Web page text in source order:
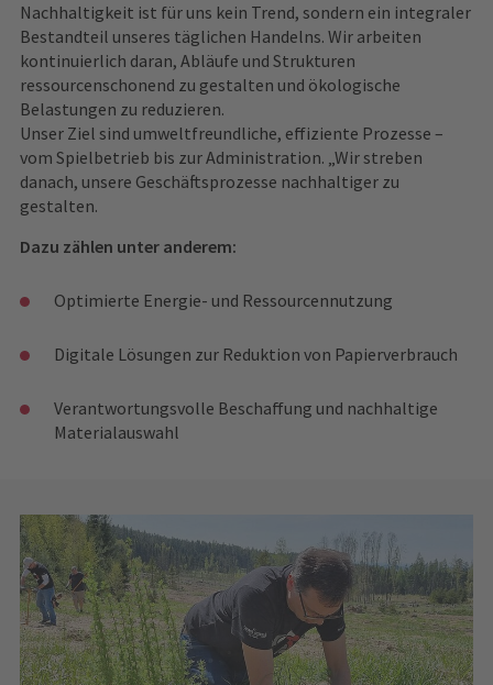
Nachhaltigkeit ist für uns kein Trend, sondern ein integraler
Bestandteil unseres täglichen Handelns. Wir arbeiten
kontinuierlich daran, Abläufe und Strukturen
ressourcenschonend zu gestalten und ökologische
Belastungen zu reduzieren.
Unser Ziel sind umweltfreundliche, effiziente Prozesse –
vom Spielbetrieb bis zur Administration. „Wir streben
danach, unsere Geschäftsprozesse nachhaltiger zu
gestalten.
Dazu zählen unter anderem:
Optimierte Energie- und Ressourcennutzung
Digitale Lösungen zur Reduktion von Papierverbrauch
Verantwortungsvolle Beschaffung und nachhaltige
Materialauswahl